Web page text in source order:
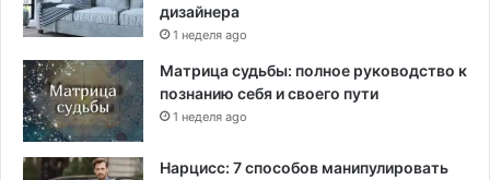
дизайнера
1 неделя ago
Матрица судьбы: полное руководство к
познанию себя и своего пути
1 неделя ago
Нарцисс: 7 способов манипулировать